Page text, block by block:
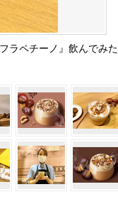
ラペチーノ』飲んでみた